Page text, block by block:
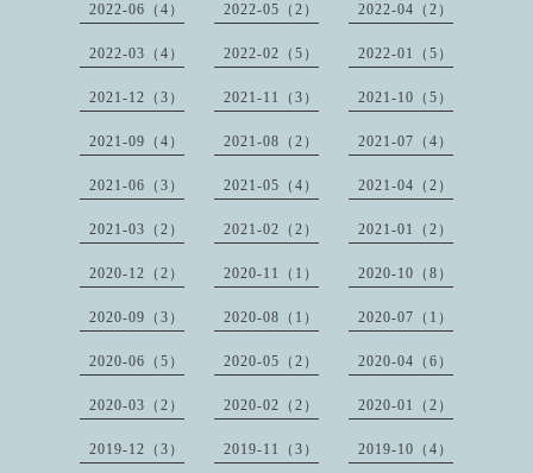
2022-06（4） 2022-05（2） 2022-04（2）
2022-03（4） 2022-02（5） 2022-01（5）
2021-12（3） 2021-11（3） 2021-10（5）
2021-09（4） 2021-08（2） 2021-07（4）
2021-06（3） 2021-05（4） 2021-04（2）
2021-03（2） 2021-02（2） 2021-01（2）
2020-12（2） 2020-11（1） 2020-10（8）
2020-09（3） 2020-08（1） 2020-07（1）
2020-06（5） 2020-05（2） 2020-04（6）
2020-03（2） 2020-02（2） 2020-01（2）
2019-12（3） 2019-11（3） 2019-10（4）